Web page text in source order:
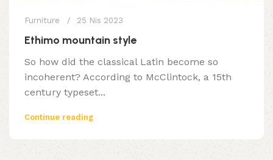
Furniture 25 Nis 2023
Ethimo mountain style
So how did the classical Latin become so
incoherent? According to McClintock, a 15th
century typeset...
Continue reading